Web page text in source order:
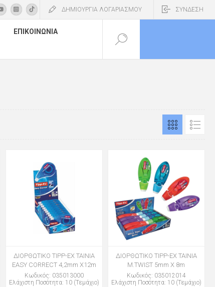
ΔΗΜΙΟΥΡΓΙΑ ΛΟΓΑΡΙΑΣΜΟΥ ΣΥΝΔΕΣΗ
ΕΠΙΚΟΙΝΩΝΊΑ
ΔΙΟΡΘΩΤΙΚΟ TIPP-EX ΤΑΙΝΙΑ
EASY CORRECT 4,2mm Χ12m
Κωδικός: 035013000
Ελάχιστη Ποσότητα: 10 (Τεμάχιο)
ΔΙΟΡΘΩΤΙΚΟ TIPP-EX ΤΑΙΝΙΑ
M.TWIST 5mm Χ 8m
Κωδικός: 035012014
Ελάχιστη Ποσότητα: 10 (Τεμάχιο)